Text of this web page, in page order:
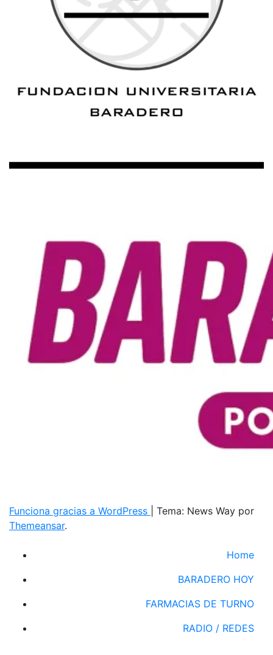
Funciona gracias a WordPress
Tema: News Way por
Themeansar.
Home
BARADERO HOY
FARMACIAS DE TURNO
RADIO / REDES